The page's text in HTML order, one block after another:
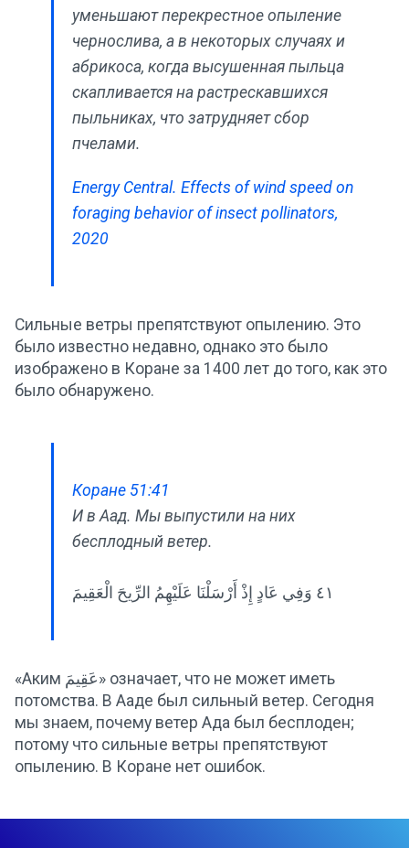
уменьшают перекрестное опыление
чернослива, а в некоторых случаях и
абрикоса, когда высушенная пыльца
скапливается на растрескавшихся
пыльниках, что затрудняет сбор
пчелами.
Energy Central. Effects of wind speed on
foraging behavior of insect pollinators,
2020
Сильные ветры препятствуют опылению. Это
было известно недавно, однако это было
изображено в Коране за 1400 лет до того, как это
было обнаружено.
Коране 51:41
И в Аад. Мы выпустили на них
бесплодный ветер.
٤١ وَفِي عَادٍ إِذْ أَرْسَلْنَا عَلَيْهِمُ الرِّيحَ الْعَقِيمَ
«Аким عَقِيمَ» означает, что не может иметь
потомства. В Ааде был сильный ветер. Сегодня
мы знаем, почему ветер Ада был бесплоден;
потому что сильные ветры препятствуют
опылению. В Коране нет ошибок.